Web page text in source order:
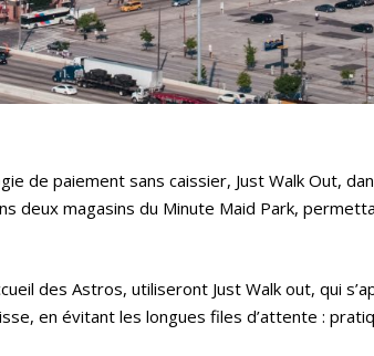
de paiement sans caissier, Just Walk Out,
deux magasins du Minute Maid Park,
des Astros, utiliseront Just Walk out, qui
en évitant les longues files d’attente :